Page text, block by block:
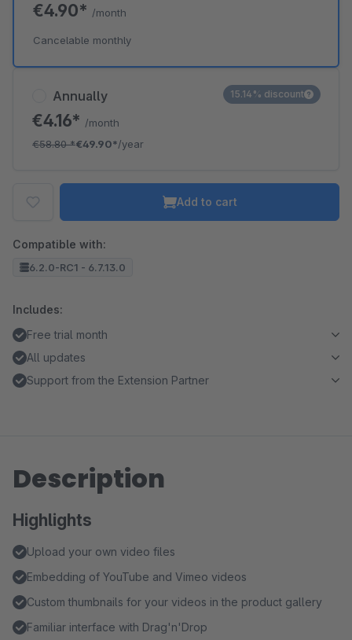
Annually
€4.16* /month
€58.80*€49.90*/year
15.14% discount
€4.90* /month
Cancelable monthly
Add to cart
Compatible with:
6.2.0-RC1 - 6.7.13.0
Includes:
Free trial month
All updates
Support from the Extension Partner
Description
Highlights
Upload your own video files
Embedding of YouTube and Vimeo videos
Custom thumbnails for your videos in the product gallery
Familiar interface with Drag'n'Drop